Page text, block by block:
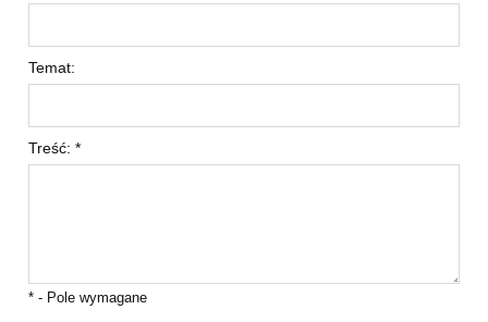
Temat:
Treść: *
* - Pole wymagane